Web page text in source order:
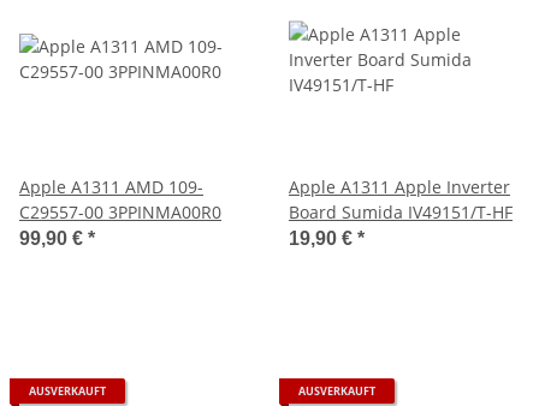
Apple A1311 AMD 109-
C29557-00 3PPINMA00R0
99,90 € *
Apple A1311 Apple Inverter
Board Sumida IV49151/T-HF
19,90 € *
AUSVERKAUFT AUSVERKAUFT